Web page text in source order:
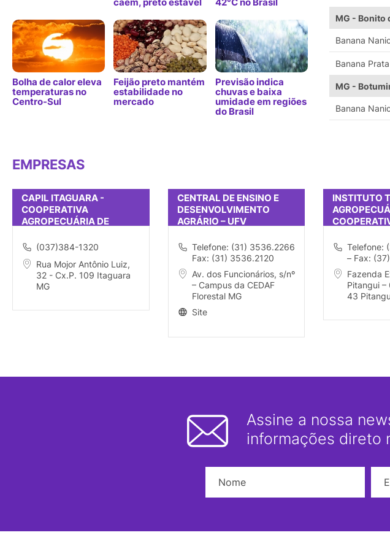
caem, preto estável
42°C no Brasil
Bolha de calor eleva
temperaturas no
Centro-Sul
Feijão preto mantém
estabilidade no
mercado
Previsão indica
chuvas e baixa
umidade em regiões
do Brasil
MG - Bonito
Banana
Banana
MG -
Banana
EMPRESAS
CAPIL ITAGUARA -
COOPERATIVA
AGROPECUÁRIA DE
(037)384-1320
Rua Mojor Antônio Luiz,
32 - Cx.P. 109 Itaguara
MG
CENTRAL DE ENSINO E
DESENVOLVIMENTO
AGRÁRIO – UFV
Telefone: (31) 3536.2266
Fax: (31) 3536.2120
Av. dos Funcionários, s/nº
– Campus da CEDAF
Florestal MG
Site
INSTITUTO
PEREIRA
Telefone:
– Fax:
Fazenda
Pitangui –
43
Assine a nossa
informações direto